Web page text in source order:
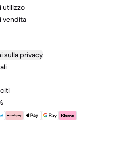
utilizzo
vendita
sulla privacy